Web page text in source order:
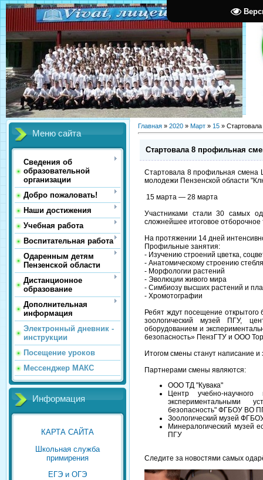
Меню сайта
Сведения об
образовательной
организации
Добро пожаловать!
Наши достижения
Учебная работа
Воспитательная работа
Одаренным детям
Пензенской области
Дистанционное
образование
Дополнительная
информация
Электронный дневник -
инструкции
Посещение уроков
Мессенджер МАКС
Информация
КАРТА САЙТА
Школьная служба
примирения
ЕГЭ и ОГЭ
Главная » 2020 » Март » 15 »
Стартовала 8 профильная
Стартовала 8 профильная смена
молодежи Пензенской области
15 марта — 28 марта
Участниками стали 30 самых
сложнейшее итоговое
На протяжении 14 дней
Профильные занятия:
- Изучению строений цветка,
- Анатомическому строению стебля
- Морфологии растений
- Эволюции живого мира
- Симбиозу высших растений и
- Хромотографии
Ребят ждут посещение открытого
зоологический музей ПГУ,
оборудованием и
безопасность» ПензГТУ и ООО
Итогом смены станут написание и
Партнерами смены являются:
ООО ТД "Кувака"
Центр учебно-научного
экспериментальными
безопасность" ФГБОУ ВО
Зоологический музей
Минералогический музей
ПГУ
Следите за новостями самых